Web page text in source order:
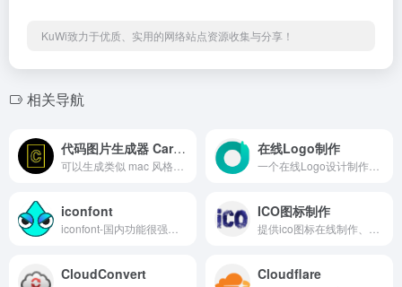
KuWi致力于优质、实用的网络站点资源收集与分享！
相关导航
代码图片生成器 Carbon 在线Logo制作
iconfont ICO图标制作
CloudConvert Cloudflare